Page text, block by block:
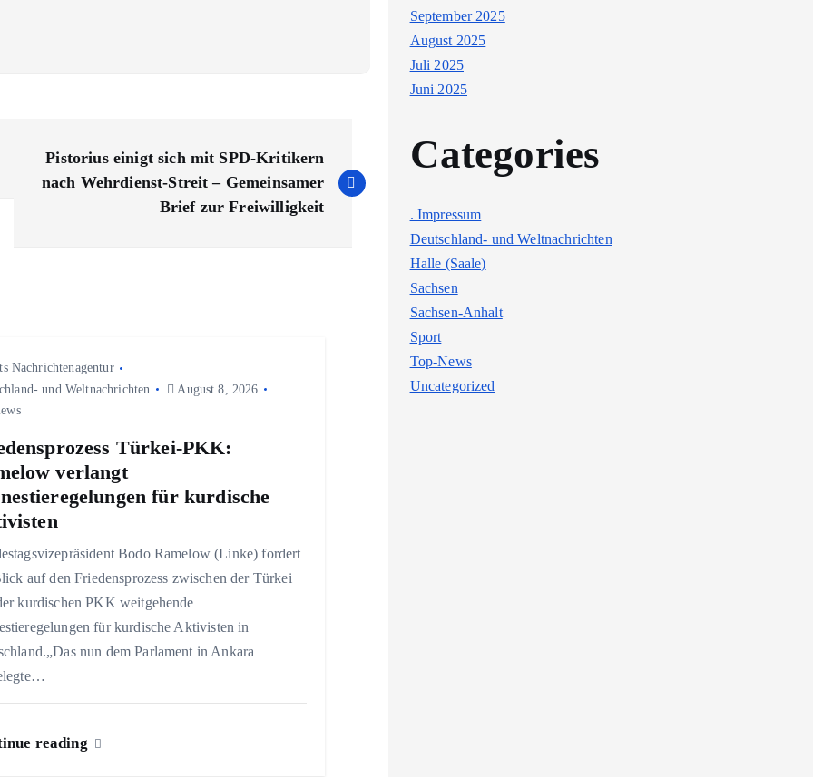
Pistorius einigt sich mit SPD-Kritikern
nach Wehrdienst-Streit – Gemeinsamer
Brief zur Freiwilligkeit
Nachrichtenagentur
und Weltnachrichten
August 8, 2026
Türkei-PKK:
verlangt
für kurdische
Bodo Ramelow (Linke) fordert
auf den Friedensprozess zwischen der Türkei
kurdischen PKK weitgehende
für kurdische Aktivisten in
nun dem Parlament in Ankara
reading
September 2025
August 2025
Juli 2025
Juni 2025
Categories
. Impressum
Deutschland- und Weltnachrichten
Halle (Saale)
Sachsen
Sachsen-Anhalt
Sport
Top-News
Uncategorized